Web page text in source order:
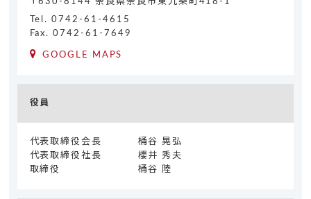
Tel.0742-61-4615
Fax. 0742-61-7649
GOOGLE MAPS
役員
代表取締役会長
桶谷 晃弘
代表取締役社長
櫻井 秀夫
取締役
桶谷 陸